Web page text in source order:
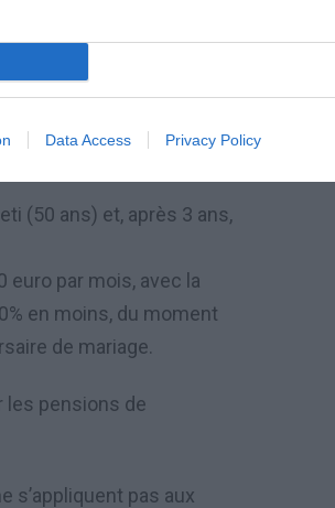
Data Access Privacy Policy
de
plus avec sa douce
de réversibilité
arriver à 10
(50 ans) et, après 3 ans,
euro par mois, avec la
en moins, du moment
de mariage.
pensions de
s’appliquent pas aux